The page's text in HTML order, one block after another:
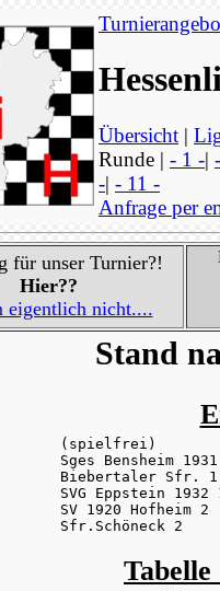
Übersicht |
Runde | - 1 -|
-| - 11 -
Anfrage per
für unser Turnier?!
Hier??
eigentlich nicht....
Stand
(spielfrei)
Sges Bensheim
Biebertaler
SVG Eppstein
SV 1920
Sfr.Schöneck 2